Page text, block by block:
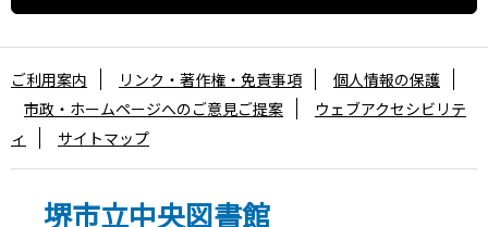
堺市立中央図書館
ご利用案内 リンク・著作権・免責事項
個人情報の保護
市政・ホームページへのご意見ご提案
ウェブアクセシビリテ
ィ
サイトマップ